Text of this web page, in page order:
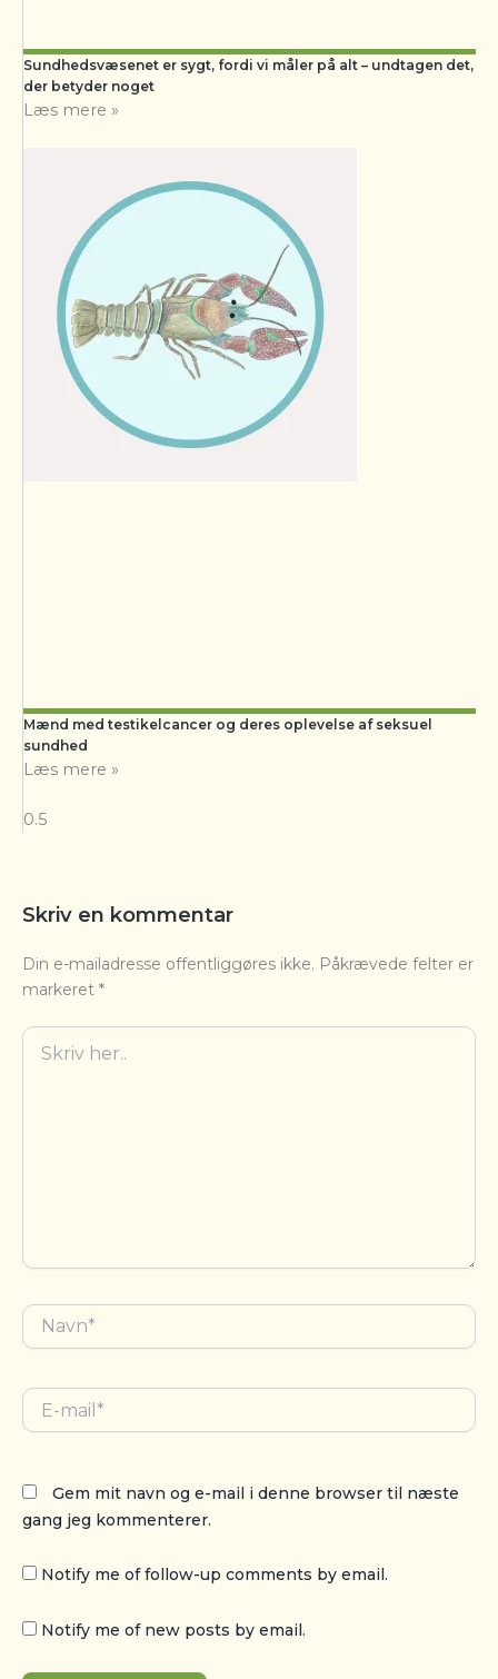
Sundhedsvæsenet er sygt, fordi vi måler på alt – undtagen det,
der betyder noget
Læs mere »
Mænd med testikelcancer og deres oplevelse af seksuel
sundhed
Læs mere »
Skriv en kommentar
Din e-mailadresse offentliggøres ikke. Påkrævede felter er
markeret *
Skriv
her..
Navn*
E-
mail*
Gem mit navn og e-mail i denne browser til næste
gang jeg kommenterer.
Notify me of follow-up comments by email.
Notify me of new posts by email.